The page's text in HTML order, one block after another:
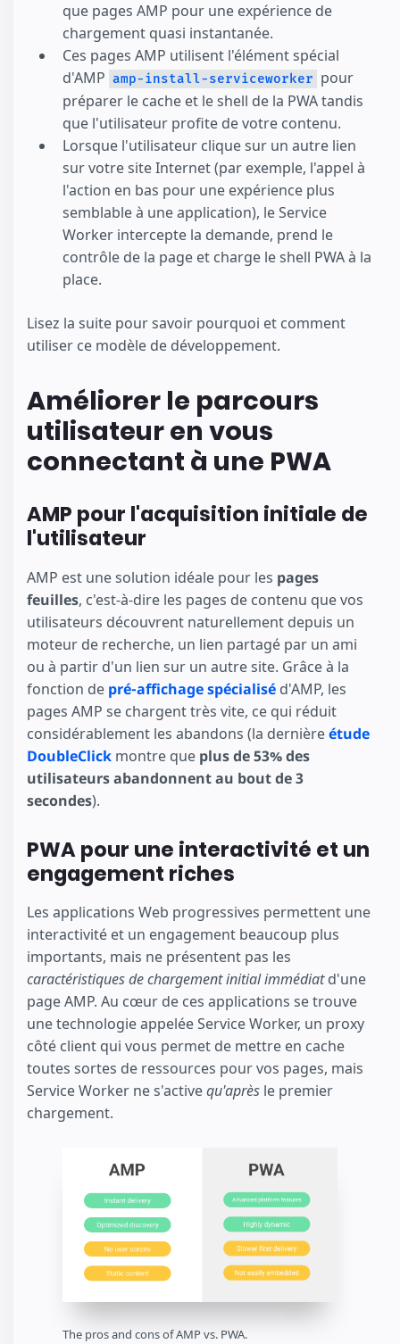
que pages AMP pour une expérience de
chargement quasi instantanée.
Ces pages AMP utilisent l'élément spécial
d'AMP amp-install-serviceworker pour
préparer le cache et le shell de la PWA tandis
que l'utilisateur profite de votre contenu.
Lorsque l'utilisateur clique sur un autre lien
sur votre site Internet (par exemple, l'appel à
l'action en bas pour une expérience plus
semblable à une application), le Service
Worker intercepte la demande, prend le
contrôle de la page et charge le shell PWA à la
place.
Lisez la suite pour savoir pourquoi et comment
utiliser ce modèle de développement.
Améliorer le parcours
utilisateur en vous
connectant à une PWA
AMP pour l'acquisition initiale de
l'utilisateur
AMP est une solution idéale pour les pages
feuilles, c'est-à-dire les pages de contenu que vos
utilisateurs découvrent naturellement depuis un
moteur de recherche, un lien partagé par un ami
ou à partir d'un lien sur un autre site. Grâce à la
fonction de pré-affichage spécialisé d'AMP, les
pages AMP se chargent très vite, ce qui réduit
considérablement les abandons (la dernièreétude
DoubleClick montre que plus de 53% des
utilisateurs abandonnent au bout de 3
secondes).
PWA pour une interactivité et un
engagement riches
Les applications Web progressives permettent une
interactivité et un engagement beaucoup plus
importants, mais ne présentent pas les
caractéristiques de chargement initial immédiatd'une
page AMP. Au cœur de ces applications se trouve
une technologie appelée Service Worker, un proxy
côté client qui vous permet de mettre en cache
toutes sortes de ressources pour vos pages, mais
Service Worker ne s'activequ'après le premier
chargement.
The pros and cons of AMP vs. PWA.